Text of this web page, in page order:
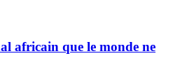
africain que le monde ne